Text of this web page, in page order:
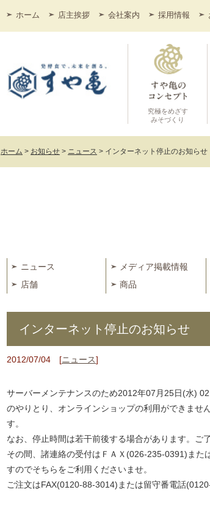
ホーム 店主挨拶 会社案内 採用情報
究極をめざす
みそづくり
ホーム > お知らせ > ニュース > インターネット停止のお知らせ
ニュース メディア掲載情報
店舗
商品
インターネット停止のお知らせ
2012/07/04 [ニュース]
サーバーメンテナンスのため2012年07月25日(水)
のやりとり、オンラインショップの利用ができませ
す。
なお、停止時間は若干前後する場合があります。ご
その間、諸連絡の受付はＦＡＸ(026-235-0391)また
すのでそちらをご利用くださいませ。
ご注文はFAX(0120-88-3014)または留守番電話